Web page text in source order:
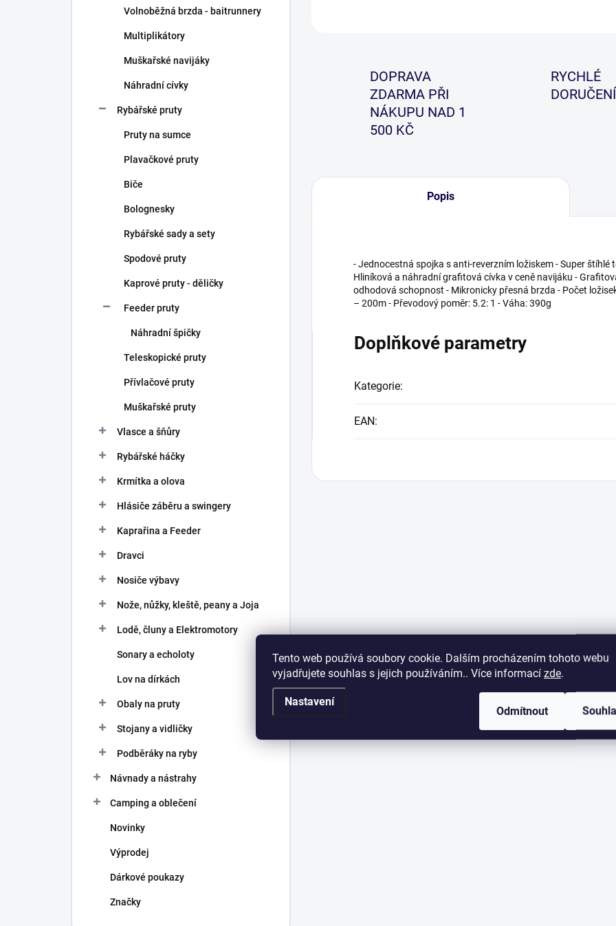
Tento web používá soubory cookie. Dalším procházením tohoto webu
vyjadřujete souhlas s jejich používáním.. Více informací zde.
Nastavení
Odmítnout
Volnoběžná brzda - baitrunnery
Multiplikátory
Muškařské navijáky
Náhradní cívky
Rybářské pruty
Pruty na sumce
Plavačkové pruty
Biče
Bolognesky
Rybářské sady a sety
Spodové pruty
Kaprové pruty - děličky
Feeder pruty
Náhradní špičky
Teleskopické pruty
Přívlačové pruty
Muškařské pruty
Vlasce a šňůry
Rybářské háčky
Krmítka a olova
Hlásiče záběru a swingery
Kaprařina a Feeder
Dravci
Nosiče výbavy
Nože, nůžky, kleště, peany a Joja
Lodě, čluny a Elektromotory
Sonary a echoloty
Lov na dírkách
Obaly na pruty
Stojany a vidličky
Podběráky na ryby
Návnady a nástrahy
Camping a oblečení
Novinky
Výprodej
Dárkové poukazy
Značky
DOPRAVA
ZDARMA PŘI
NÁKUPU NAD 1
500 KČ
RYCHLÉ
DORUČENÍ
Popis
- Jednocestná spojka s anti-reverzním ložiskem - Super
Hliníková a náhradní grafitová cívka v ceně navijáku -
odhodová schopnost - Mikronicky přesná brzda - Počet
– 200m - Převodový poměr: 5.2: 1 - Váha: 390g
Doplňkové parametry
Kategorie:
EAN: